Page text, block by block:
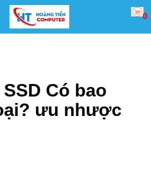
0
Có bao
ưu nhược